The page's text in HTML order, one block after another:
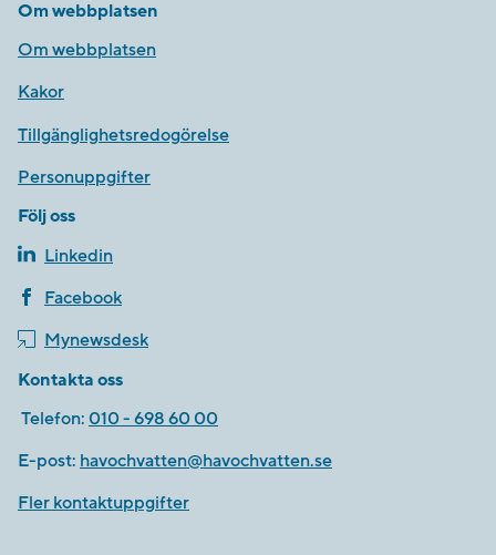
Om webbplatsen
Om webbplatsen
Kakor
Tillgänglighetsredogörelse
Personuppgifter
Följ oss
Linkedin
Facebook
Mynewsdesk
Kontakta oss
Telefon: 010 - 698 60 00
E-post: havochvatten@havochvatten.se
Fler kontaktuppgifter